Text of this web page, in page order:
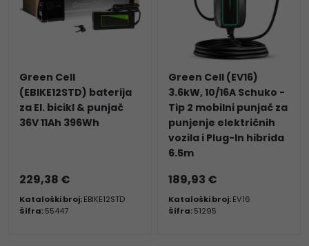
Green Cell
(EBIKE12STD) baterija
za El. bicikl & punjač
36V 11Ah 396Wh
229,38 €
Kataloški broj:EBIKE12STD
Šifra:55447
Green Cell (EV16)
3.6kW, 10/16A Schuko -
Tip 2 mobilni punjač za
punjenje električnih
vozila i Plug-In hibrida
6.5m
189,93 €
Kataloški broj:EV16
Šifra:51295